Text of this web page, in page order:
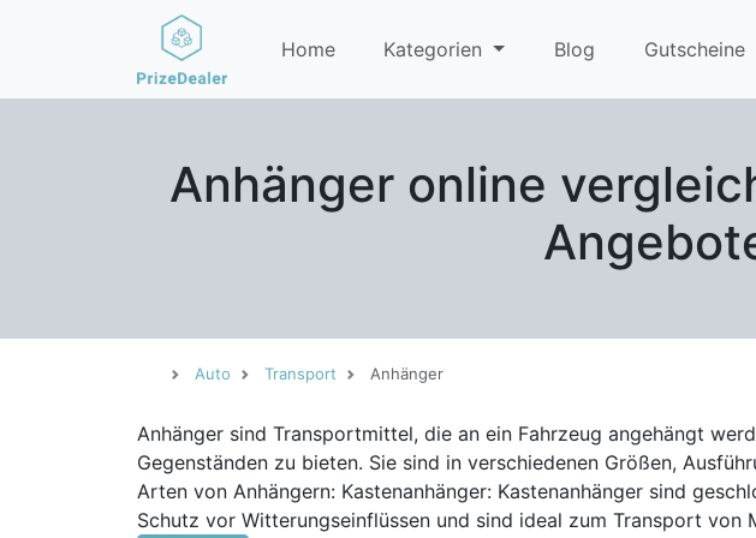
Home Kategorien Blog Gutscheine
Anhänger online
Auto Transport Anhänger
Anhänger sind Transportmittel, die an ein Fahrzeug angehängt
Gegenständen zu bieten. Sie sind in verschiedenen Größen,
Arten von Anhängern: Kastenanhänger: Kastenanhänger sind geschlossene Anhänger mit einer festen oder klappbaren Ladefläche. Sie bieten
Schutz vor Witterungseinflüssen und sind ideal zum Transport von